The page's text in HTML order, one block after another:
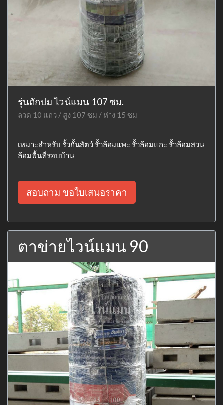
รุ่นถักปม ไวน์แมน 107 ซม.
ลวด 10 แถว / สูง 107 ซม / ห่าง 15 ซม
เหมาะสำหรับ รั้วกั้นสัตว์ รั้วล้อมแพะ รั้วล้อมแกะ รั้วล้อมสวน
ล้อมพื้นที่รอบบ้าน
สอบถาม ขอใบเสนอราคา
ตาข่ายไวน์แมน 90